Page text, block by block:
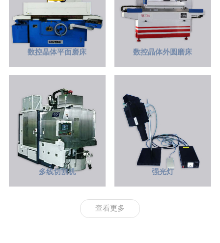
数控晶体平面磨床 数控晶体外圆磨床
多线切割机 强光灯
查看更多